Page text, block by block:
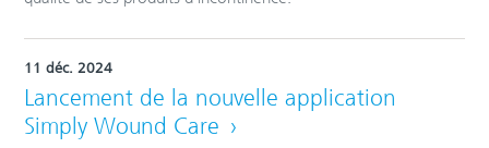
11 déc. 2024
Lancement de la nouvelle application
Simply Wound Care